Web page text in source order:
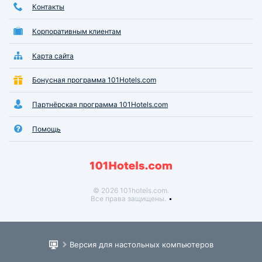
Контакты
Корпоративным клиентам
Карта сайта
Бонусная программа 101Hotels.com
Партнёрская программа 101Hotels.com
Помощь
© 2026 101hotels.com.
Все права защищены.
Версия для настольных компьютеров